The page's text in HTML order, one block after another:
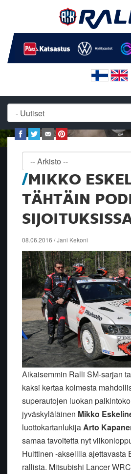
MIKKO
TÄHTÄIN
08.06.2016 / Jani Kekoni
Aikaisemmin Ralli SM-sarjan
kaksi kertaa kolmesta
superautojen luokan
jyväskyläläinen Mikko
luottokartanlukijaArto
samaa tavoitetta nyt
Huittinen -akselilla ajettavasta
rallista. Mitsubishi Lancer